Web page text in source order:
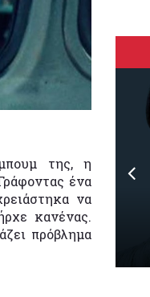
της, η
ένα
να
κανένας.
πρόβλημα